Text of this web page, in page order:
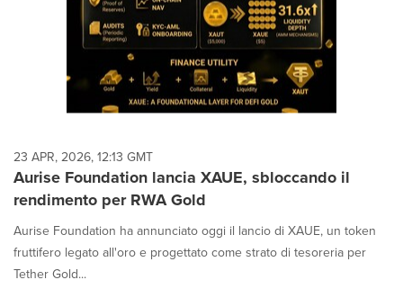
23 APR, 2026, 12:13 GMT
Aurise Foundation lancia XAUE, sbloccando il
rendimento per RWA Gold
Aurise Foundation ha annunciato oggi il lancio di XAUE, un token
fruttifero legato all'oro e progettato come strato di tesoreria per
Tether Gold...